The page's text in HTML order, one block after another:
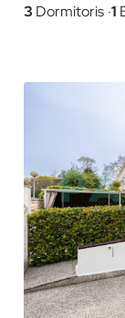
3 Dormitoris 1